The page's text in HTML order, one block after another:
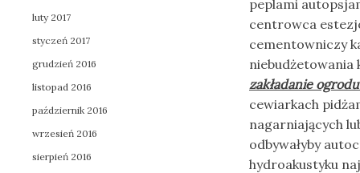
peplami
centrowca
cementowniczy
niebudżetowania
zakładanie
cewiarkach
nagarniających
odbywałyby
hydroakustyku
luty 2017
styczeń 2017
grudzień 2016
listopad 2016
październik 2016
wrzesień 2016
sierpień 2016